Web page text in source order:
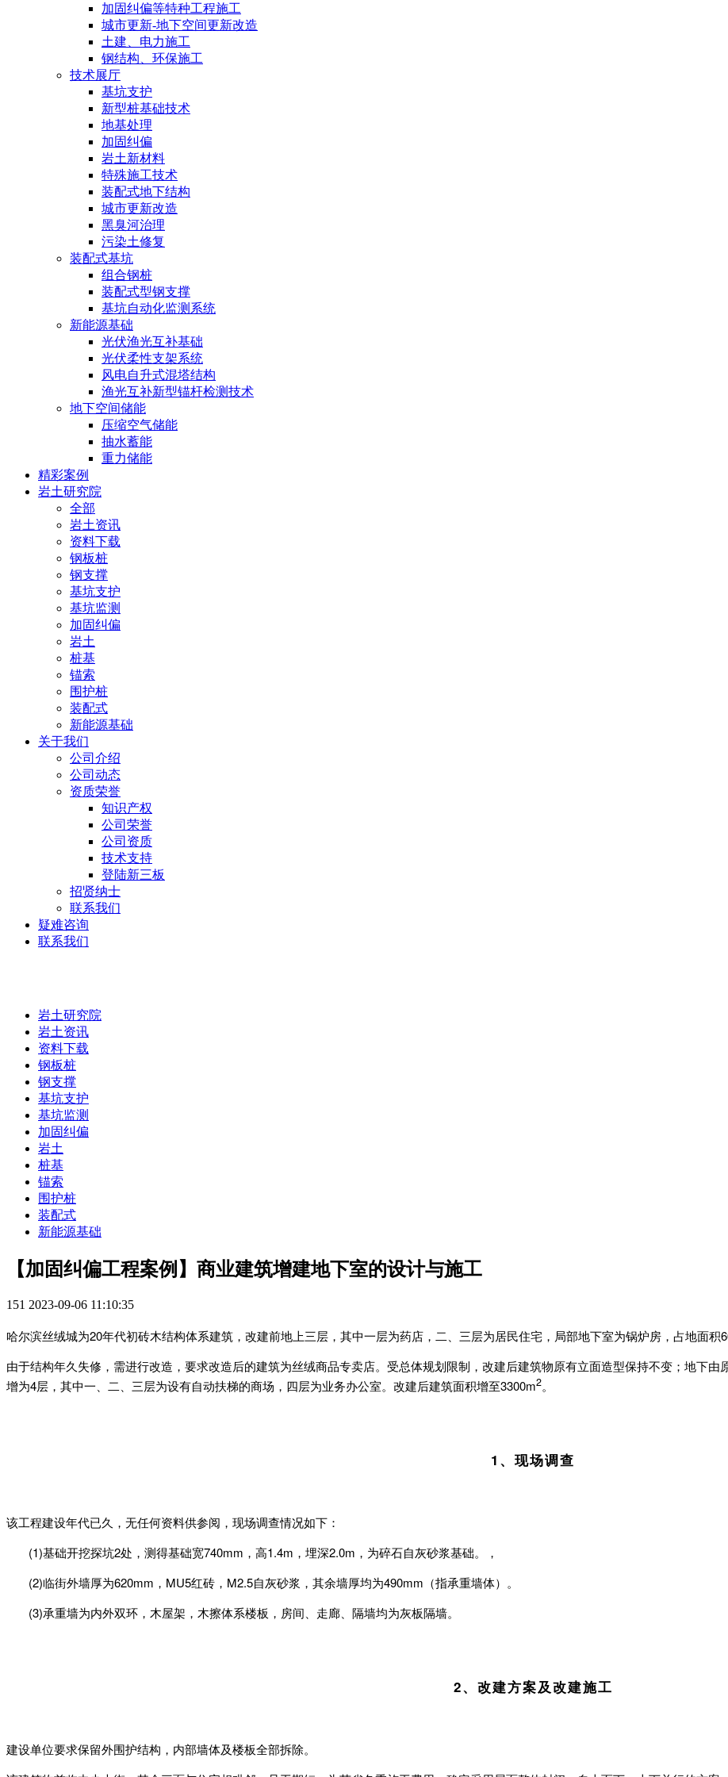
加固纠偏等特种工程施工
城市更新-地下空间更新改造
土建、电力施工
钢结构、环保施工
技术展厅
基坑支护
新型桩基础技术
地基处理
加固纠偏
岩土新材料
特殊施工技术
装配式地下结构
城市更新改造
黑臭河治理
污染土修复
装配式基坑
组合钢桩
装配式型钢支撑
基坑自动化监测系统
新能源基础
光伏渔光互补基础
光伏柔性支架系统
风电自升式混塔结构
渔光互补新型锚杆检测技术
地下空间储能
压缩空气储能
抽水蓄能
重力储能
精彩案例
岩土研究院
全部
岩土资讯
资料下载
钢板桩
钢支撑
基坑支护
基坑监测
加固纠偏
岩土
桩基
锚索
围护桩
装配式
新能源基础
关于我们
公司介绍
公司动态
资质荣誉
知识产权
公司荣誉
公司资质
技术支持
登陆新三板
招贤纳士
联系我们
疑难咨询
联系我们
岩土研究院
岩土资讯
资料下载
钢板桩
钢支撑
基坑支护
基坑监测
加固纠偏
岩土
桩基
锚索
围护桩
装配式
新能源基础
【加固纠偏工程案例】商业建筑增建地下室的设计与施工
151 2023-09-06 11:10:35
哈尔滨丝绒城为20年代初砖木结构体系建筑，改建前地上三层，其中一层为药店，二、三层为居民住宅，局部地下室为锅炉房，占地面积
由于结构年久失修，需进行改造，要求改造后的建筑为丝绒商品专卖店。受总体规划限制，改建后建筑物原有立面造型保持不变；地下
增为4层，其中一、二、三层为设有自动扶梯的商场，四层为业务办公室。改建后建筑面积增至3300m2。
1、现场调查
该工程建设年代已久，无任何资料供参阅，现场调查情况如下：
(1)基础开挖探坑2处，测得基础宽740mm，高1.4m，埋深2.0m，为碎石自灰砂浆基础。，
(2)临街外墙厚为620mm，MU5红砖，M2.5自灰砂浆，其余墙厚均为490mm（指承重墙体）。
(3)承重墙为内外双环，木屋架，木擦体系楼板，房间、走廊、隔墙均为灰板隔墙。
2、改建方案及改建施工
建设单位要求保留外围护结构，内部墙体及楼板全部拆除。